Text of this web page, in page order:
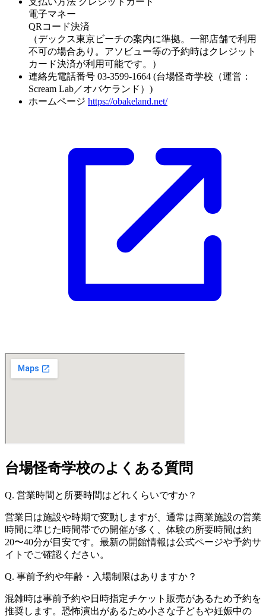
電子マネー
QRコード決済
（デックス東京ビーチの案内に準拠。一部店舗で利用
不可の場合あり。アソビュー等の予約時はクレジット
カード決済が利用可能です。）
連絡先電話番号 03-3599-1664 (台場怪奇学校（運営：
Scream Lab／オバケランド）)
ホームページ https://obakeland.net/
台場怪奇学校のよくある質問
Q. 営業時間と所要時間はどれくらいですか？
営業日は施設や時期で変動しますが、通常は商業施設の営業
時間に準じた時間帯での開催が多く、体験の所要時間は約
20〜40分が目安です。最新の開館情報は公式ページや予約サ
イトでご確認ください。
Q. 事前予約や年齢・入場制限はありますか？
混雑時は事前予約や日時指定チケット販売があるため予約を
推奨します。恐怖演出があるため小さな子どもや妊娠中の